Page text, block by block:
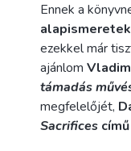
Ennek a
alapismeretek
ezekkel már
ajánlom
támadás
megfelelőjét,
Sacrifices